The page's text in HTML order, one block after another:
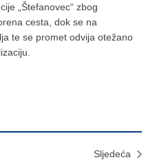
„Štefanovec“ zbog
cesta, dok se na
te se promet odvija otežano
Sljedeća